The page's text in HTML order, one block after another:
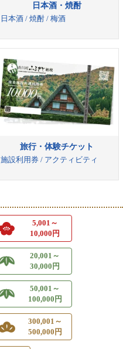
日本酒・焼酎
日本酒 / 焼酎 / 梅酒
旅行・体験チケット
施設利用券 / アクティビティ
5,001～
10,000円
20,001～
30,000円
50,001～
100,000円
300,001～
500,000円